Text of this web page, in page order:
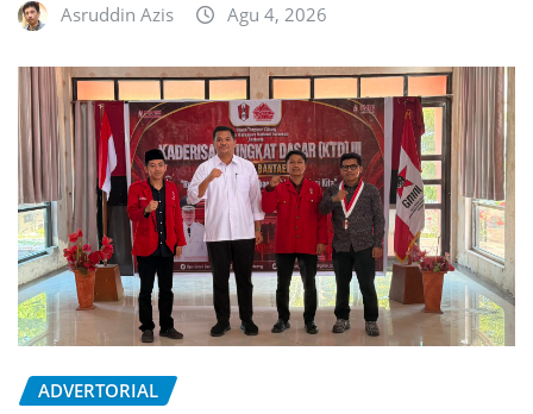
Asruddin Azis Agu 4, 2026
ADVERTORIAL